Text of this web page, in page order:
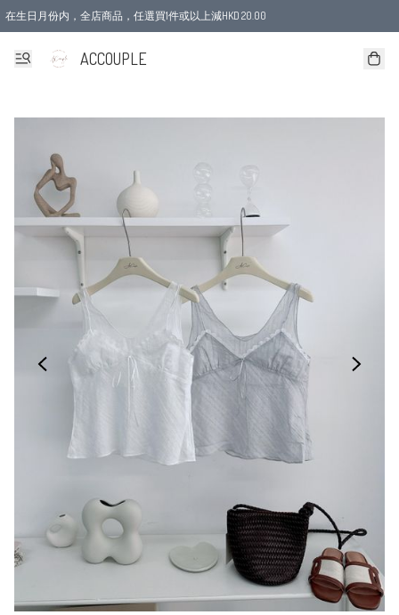
在生日月份内，全店商品，任選買1件或以上減HKD 20.00
ACCOUPLE